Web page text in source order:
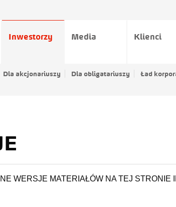
Inwestorzy
Dla akcjonariuszy Dla obligatariuszy Ład
Media Klienci
WERSJE MATERIAŁÓW NA TEJ STRONIE